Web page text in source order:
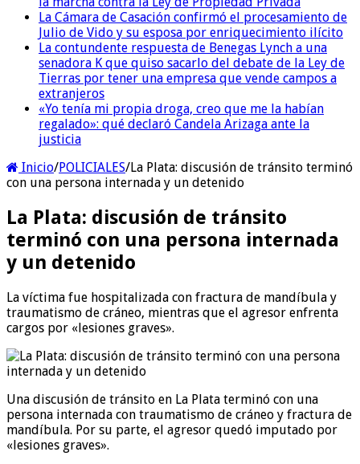
La Cámara de Casación confirmó el procesamiento de
Julio de Vido y su esposa por enriquecimiento ilícito
La contundente respuesta de Benegas Lynch a una
senadora K que quiso sacarlo del debate de la Ley de
Tierras por tener una empresa que vende campos a
extranjeros
«Yo tenía mi propia droga, creo que me la habían
regalado»: qué declaró Candela Arizaga ante la
justicia
Inicio/POLICIALES/La Plata: discusión de tránsito terminó
con una persona internada y un detenido
La Plata: discusión de tránsito
terminó con una persona internada
y un detenido
La víctima fue hospitalizada con fractura de mandíbula y
traumatismo de cráneo, mientras que el agresor enfrenta
cargos por «lesiones graves».
Una discusión de tránsito en La Plata terminó con una
persona internada con traumatismo de cráneo y fractura de
mandíbula. Por su parte, el agresor quedó imputado por
«lesiones graves».